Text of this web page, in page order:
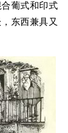
葡式和印式
东西兼具又